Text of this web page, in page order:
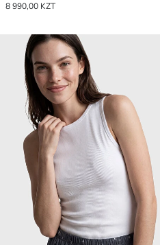
8 990,00 KZT